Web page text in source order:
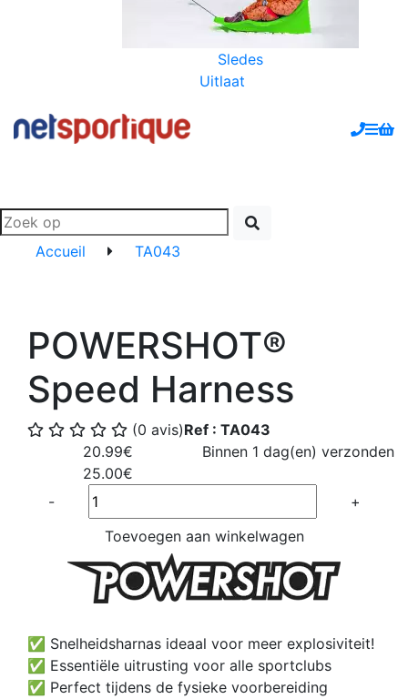
Sledes
Uitlaat
Accueil TA043
POWERSHOT®
Speed Harness
(0 avis)Ref : TA043
20.99€
25.00€
Binnen 1 dag(en) verzonden
Quantité
-
+
Toevoegen aan winkelwagen
✅ Snelheidsharnas ideaal voor meer explosiviteit!
✅ Essentiële uitrusting voor alle sportclubs
✅ Perfect tijdens de fysieke voorbereiding